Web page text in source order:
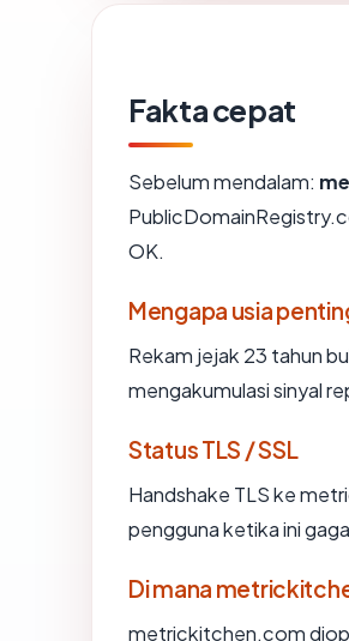
Fakta cepat
Sebelum mendalam:
OK.
Mengapa usia
Rekam jejak 23 tahun
mengakumulasi sinyal
Status TLS / SSL
Handshake TLS ke
pengguna ketika ini
Di mana
metrickitchen.com